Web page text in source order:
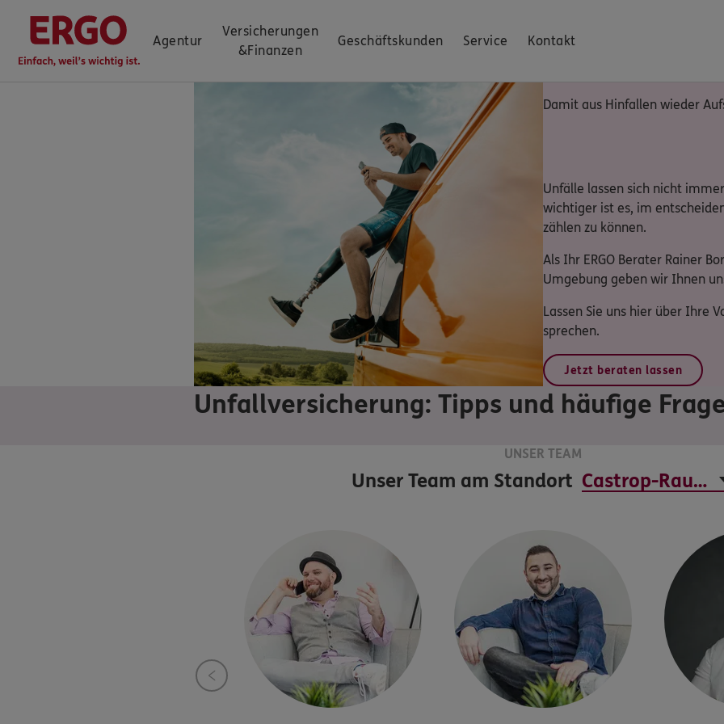
Agentur
Versicherungen
&Finanzen
Geschäftskunden Service Kontakt
Damit aus Hinfallen wieder
Unfälle lassen sich nicht
wichtiger ist es, im
zählen zu können.
Als Ihr ERGO Berater Rainer
Umgebung geben wir Ihnen
Lassen Sie uns hier über Ihre
sprechen.
Jetzt beraten lassen
Unfallversicherung: Tipps und häufige
UNSER TEAM
Unser Team am Standort